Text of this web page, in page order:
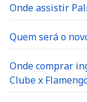
Onde assistir
Quem será o
Onde comprar
Clube x